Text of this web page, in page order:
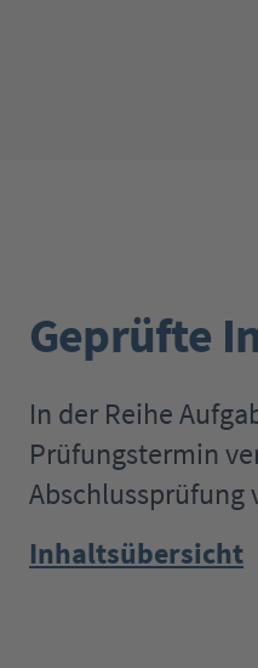
Geprüfte
In der Reihe
Prüfungstermin
Abschlussprüfung
Inhaltsübersicht